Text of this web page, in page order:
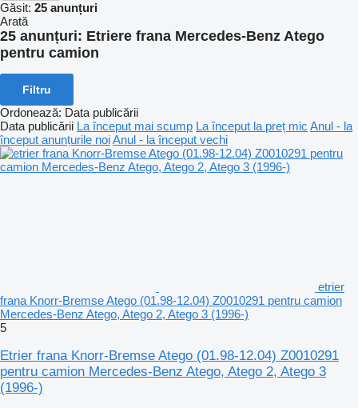
Găsit: 25 anunțuri
Arată
25 anunțuri: Etriere frana Mercedes-Benz Atego
pentru camion
Filtru
Ordonează: Data publicării
Data publicării La început mai scump La început la preț mic Anul - la
început anunțurile noiAnul - la început vechi
etrier
frana Knorr-Bremse Atego (01.98-12.04) Z0010291 pentru camion
Mercedes-Benz Atego, Atego 2, Atego 3 (1996-)
5
Etrier frana Knorr-Bremse Atego (01.98-12.04) Z0010291
pentru camion Mercedes-Benz Atego, Atego 2, Atego 3
(1996-)